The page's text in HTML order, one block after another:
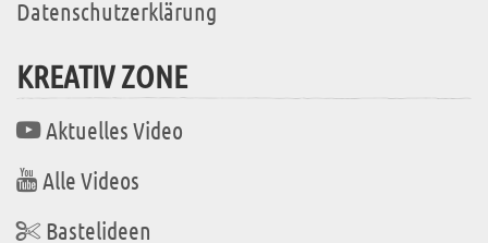
Datenschutzerklärung
KREATIV ZONE
Aktuelles Video
Alle Videos
Bastelideen